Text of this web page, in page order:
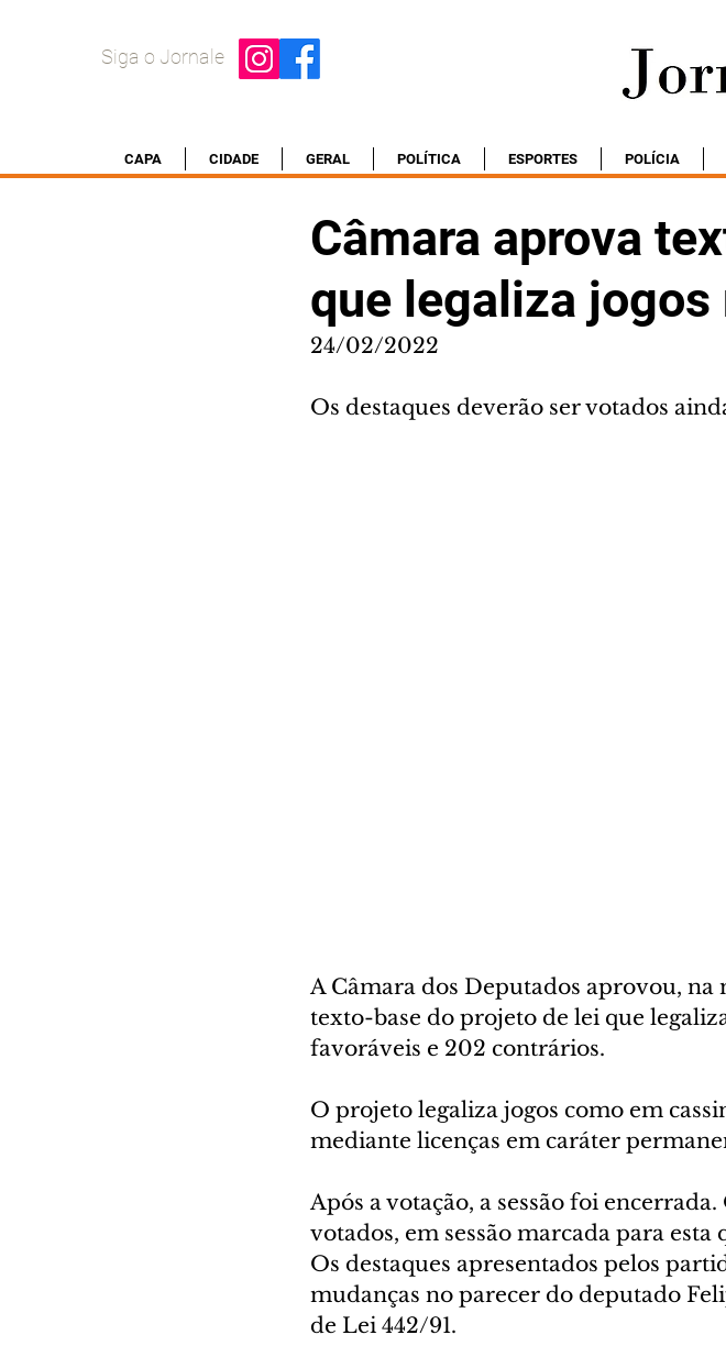
Siga o Jornale
CAPA CIDADE GERAL POLÍTICA ESPORTES POLÍCIA
Câmara aprova
que legaliza jogos
24/02/2022
Os destaques deverão ser votados
A Câmara dos Deputados aprovou,
texto-base do projeto de lei que
favoráveis e 202 contrários.
O projeto legaliza jogos como em
mediante licenças em caráter
Após a votação, a sessão foi
votados, em sessão marcada para
Os destaques apresentados pelos
mudanças no parecer do deputado
de Lei 442/91.